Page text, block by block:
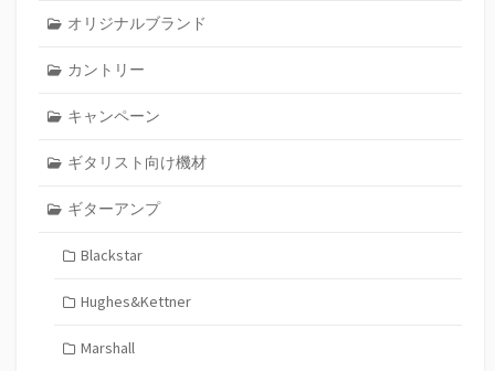
オリジナルブランド
カントリー
キャンペーン
ギタリスト向け機材
ギターアンプ
Blackstar
Hughes&Kettner
Marshall